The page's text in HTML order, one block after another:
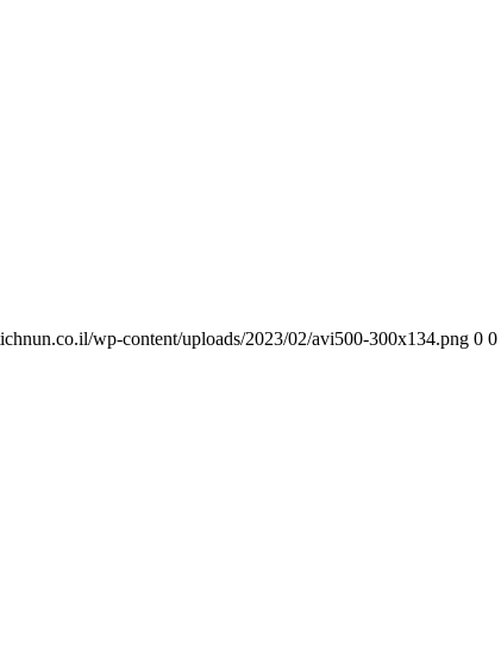
wp-content/uploads/2023/02/avi500-300x134.png 0 0